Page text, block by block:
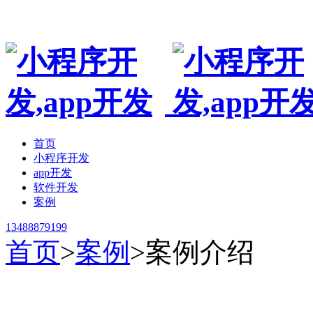
首页
小程序开发
app开发
软件开发
案例
13488879199
首页>案例 >案例介绍